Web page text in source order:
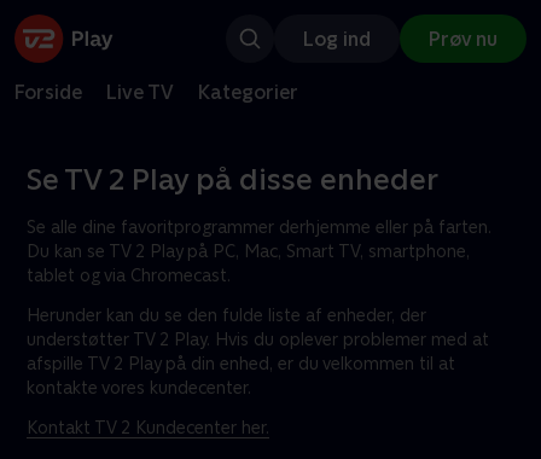
Log ind Prøv nu
Forside Live TV Kategorier
Se TV 2 Play på disse enheder
Se alle dine favoritprogrammer derhjemme eller på farten.
Du kan se TV 2 Play på PC, Mac, Smart TV, smartphone,
tablet og via Chromecast.
Herunder kan du se den fulde liste af enheder, der
understøtter TV 2 Play. Hvis du oplever problemer med at
afspille TV 2 Play på din enhed, er du velkommen til at
kontakte vores kundecenter.
Kontakt TV 2 Kundecenter her.